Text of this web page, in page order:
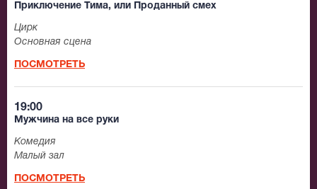
Приключение Тима, или Проданный смех
Цирк
Основная сцена
ПОСМОТРЕТЬ
19:00
Мужчина на все руки
Комедия
Малый зал
ПОСМОТРЕТЬ